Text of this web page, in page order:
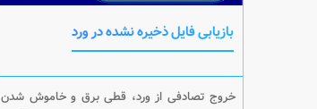
بازیابی فایل ذخیره نشده در ورد
خروج تصادفی از ورد، قطی برق و خاموش شدن